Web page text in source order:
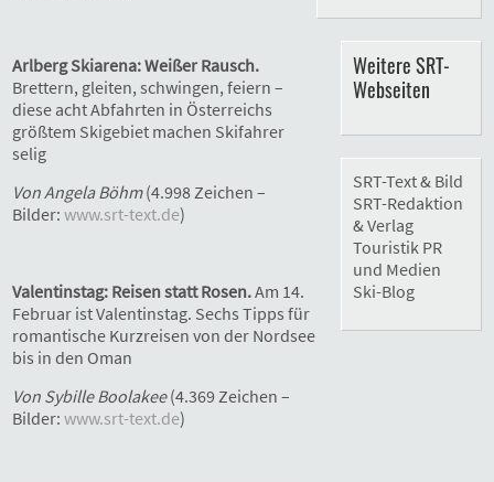
Arlberg Skiarena: Weißer Rausch.
Brettern, gleiten, schwingen, feiern –
diese acht Abfahrten in Österreichs
größtem Skigebiet machen Skifahrer
selig
Von Angela Böhm(4.998 Zeichen –
Bilder: www.srt-text.de)
Valentinstag: Reisen statt Rosen.Am 14.
Februar ist Valentinstag. Sechs Tipps für
romantische Kurzreisen von der Nordsee
bis in den Oman
Von Sybille Boolakee(4.369 Zeichen –
Bilder: www.srt-text.de)
Weitere SRT-
Webseiten
SRT-Text & Bild
SRT-Redaktion
& Verlag
Touristik PR
und Medien
Ski-Blog